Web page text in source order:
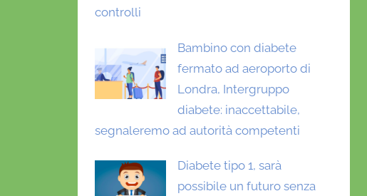
controlli
Bambino con diabete
fermato ad aeroporto di
Londra, Intergruppo
diabete: inaccettabile,
segnaleremo ad autorità competenti
Diabete tipo 1, sarà
possibile un futuro senza